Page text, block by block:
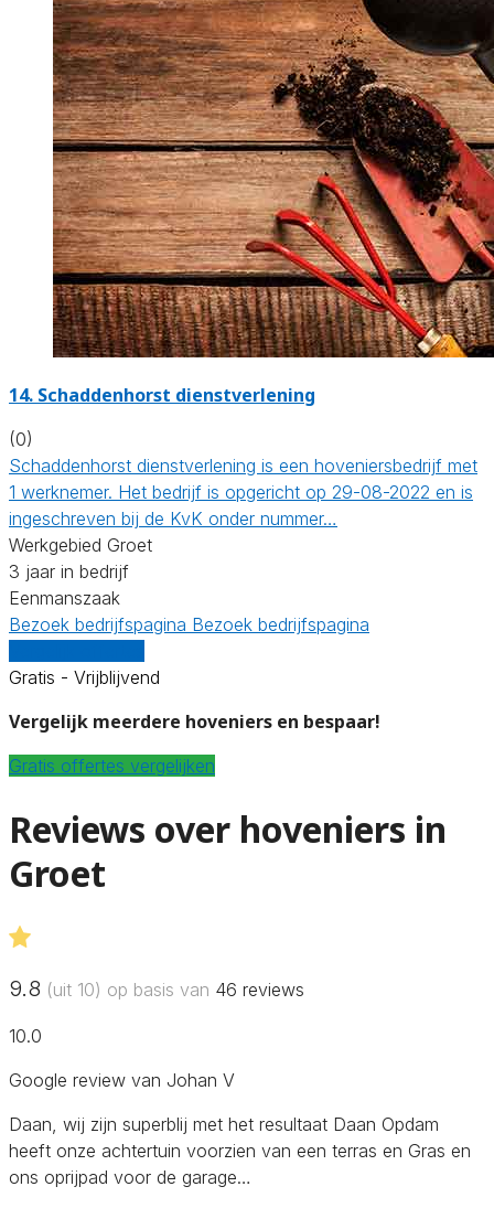
14. Schaddenhorst dienstverlening
(0)
Schaddenhorst dienstverlening is een hoveniersbedrijf met
1 werknemer. Het bedrijf is opgericht op 29-08-2022 en is
ingeschreven bij de KvK onder nummer…
Werkgebied Groet
3 jaar in bedrijf
Eenmanszaak
Bezoek bedrijfspagina Bezoek bedrijfspagina
Gratis - Vrijblijvend
Vergelijk meerdere hoveniers en bespaar!
Gratis offertes vergelijken
Reviews over hoveniers in
Groet
9.8 (uit 10) op basis van 46 reviews
10.0
Google review van Johan V
Daan, wij zijn superblij met het resultaat Daan Opdam
heeft onze achtertuin voorzien van een terras en Gras en
ons oprijpad voor de garage…